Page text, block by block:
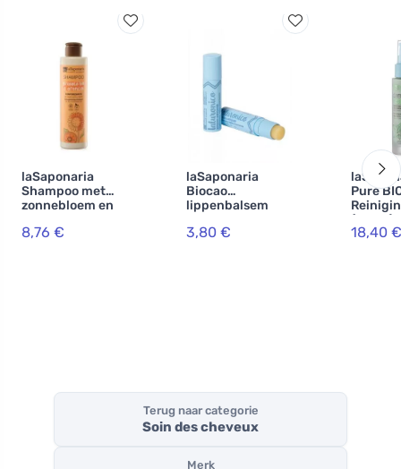
laSaponaria
Shampoo met
zonnebloem en
sinaasappel BIO
8,76 €
laSaponaria
Biocao
lippenbalsem
hyaluronzuur BIO
3,80 €
Pure
(50 ml)
18,40 €
Terug naar categorie
Soin des cheveux
Merk